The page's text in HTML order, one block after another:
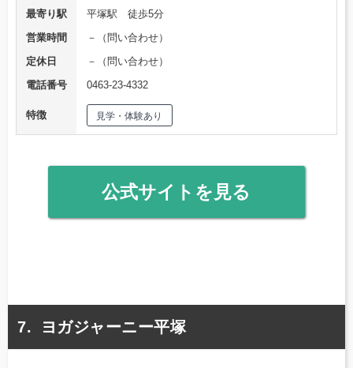
最寄り駅
平塚駅 徒歩5分
営業時間
－（問い合わせ）
定休日
－（問い合わせ）
電話番号
0463-23-4332
特徴 見学・体験あり
公式サイトを見る
ヨガジャーニー平塚